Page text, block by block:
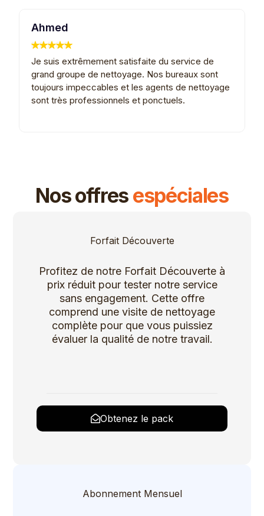
Ahmed
Je suis extrêmement satisfaite du service de
grand groupe de nettoyage. Nos bureaux sont
toujours impeccables et les agents de nettoyage
sont très professionnels et ponctuels.
Nos offresespéciales
Forfait Découverte
Profitez de notre Forfait Découverte à
prix réduit pour tester notre service
sans engagement. Cette offre
comprend une visite de nettoyage
complète pour que vous puissiez
évaluer la qualité de notre travail.
Obtenez le pack
Abonnement Mensuel